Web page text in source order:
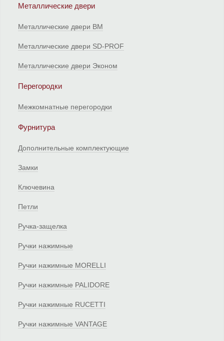
Металлические двери
Металлические двери ВМ
Металлические двери SD-PROF
Металлические двери Эконом
Перегородки
Межкомнатные перегородки
Фурнитура
Дополнительные комплектующие
Замки
Ключевина
Петли
Ручка-защелка
Ручки нажимные
Ручки нажимные MORELLI
Ручки нажимные PALIDORE
Ручки нажимные RUCETTI
Ручки нажимные VANTAGE